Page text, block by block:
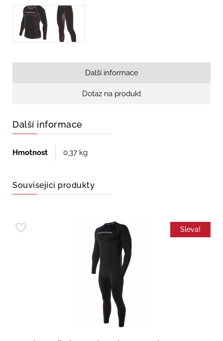
Další informace
Dotaz na produkt
Další informace
Hmotnost 0,37 kg
Související produkty
Sleva!